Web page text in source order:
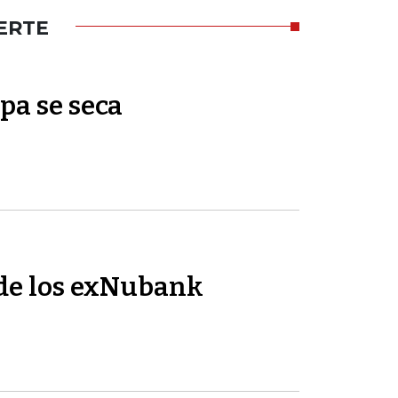
se seca
los exNubank